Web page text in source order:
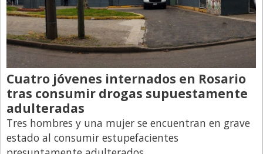
El Precio Que Yo Ví
Entrevista
Entrevista Exclusiva
Finanzas
Gastronomia
Internacionales
La Opinión del Director
Cuatro jóvenes internados en Rosario
tras consumir drogas supuestamente
adulteradas
Tres hombres y una mujer se encuentran en grave
estado al consumir estupefacientes